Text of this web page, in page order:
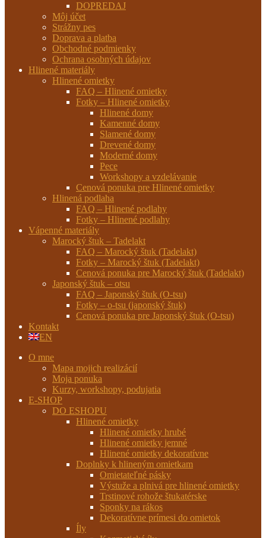
DOPREDAJ
Môj účet
Strážny pes
Doprava a platba
Obchodné podmienky
Ochrana osobných údajov
Hlinené materiály
Hlinené omietky
FAQ – Hlinené omietky
Fotky – Hlinené omietky
Hlinené domy
Kamenné domy
Slamené domy
Drevené domy
Moderné domy
Pece
Workshopy a vzdelávanie
Cenová ponuka pre Hlinené omietky
Hlinená podlaha
FAQ – Hlinené podlahy
Fotky – Hlinené podlahy
Vápenné materiály
Marocký štuk – Tadelakt
FAQ – Marocký štuk (Tadelakt)
Fotky – Marocký štuk (Tadelakt)
Cenová ponuka pre Marocký štuk (Tadelakt)
Japonský štuk – otsu
FAQ – Japonský štuk (O-tsu)
Fotky – o-tsu (japonský štuk)
Cenová ponuka pre Japonský štuk (O-tsu)
Kontakt
EN
O mne
Mapa mojich realizácií
Moja ponuka
Kurzy, workshopy, podujatia
E-SHOP
DO ESHOPU
Hlinené omietky
Hlinené omietky hrubé
Hlinené omietky jemné
Hlinené omietky dekoratívne
Doplnky k hlineným omietkam
Omietateľné pásky
Výstuže a plnivá pre hlinené omietky
Trstinové rohože štukatérske
Sponky na rákos
Dekoratívne prímesi do omietok
Íly